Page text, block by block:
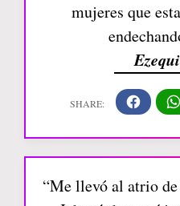
mujeres que
“Me llevó al atrio